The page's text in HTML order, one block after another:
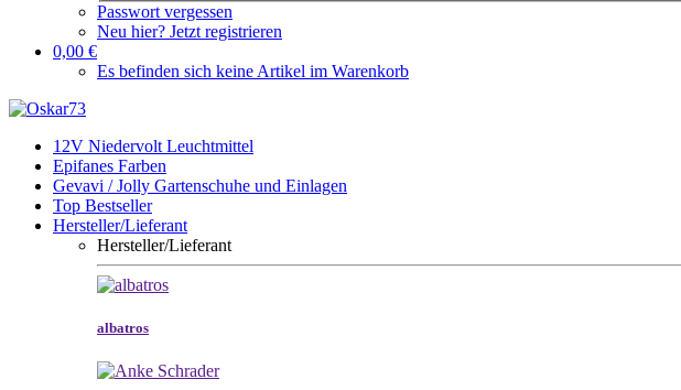
Passwort vergessen
Neu hier? Jetzt registrieren
0,00 €
Es befinden sich keine Artikel im Warenkorb
12V Niedervolt Leuchtmittel
Epifanes Farben
Gevavi / Jolly Gartenschuhe und Einlagen
Top Bestseller
Hersteller/Lieferant
Hersteller/Lieferant
albatros